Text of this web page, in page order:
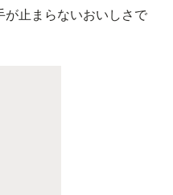
止まらないおいしさで